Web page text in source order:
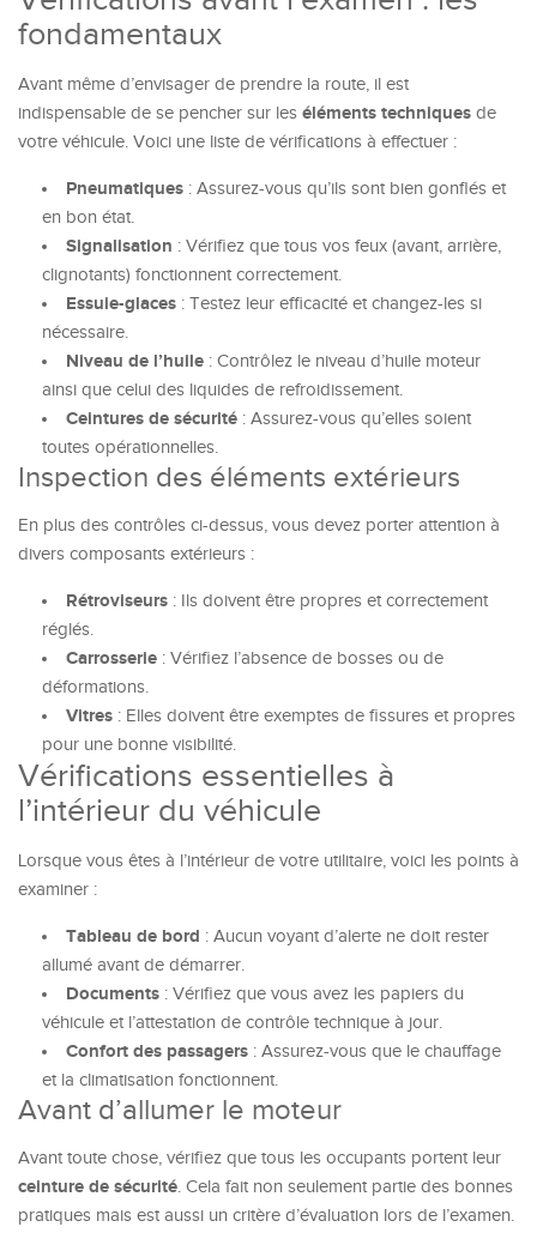
fondamentaux
Avant même d’envisager de prendre la route, il est
indispensable de se pencher sur les éléments techniques de
votre véhicule. Voici une liste de vérifications à effectuer :
Pneumatiques : Assurez-vous qu’ils sont bien gonflés et
en bon état.
Signalisation : Vérifiez que tous vos feux (avant, arrière,
clignotants) fonctionnent correctement.
Essuie-glaces : Testez leur efficacité et changez-les si
nécessaire.
Niveau de l’huile : Contrôlez le niveau d’huile moteur
ainsi que celui des liquides de refroidissement.
Ceintures de sécurité : Assurez-vous qu’elles soient
toutes opérationnelles.
Inspection des éléments extérieurs
En plus des contrôles ci-dessus, vous devez porter attention à
divers composants extérieurs :
Rétroviseurs : Ils doivent être propres et correctement
réglés.
Carrosserie : Vérifiez l’absence de bosses ou de
déformations.
Vitres : Elles doivent être exemptes de fissures et propres
pour une bonne visibilité.
Vérifications essentielles à
l’intérieur du véhicule
Lorsque vous êtes à l’intérieur de votre utilitaire, voici les points à
examiner :
Tableau de bord : Aucun voyant d’alerte ne doit rester
allumé avant de démarrer.
Documents : Vérifiez que vous avez les papiers du
véhicule et l’attestation de contrôle technique à jour.
Confort des passagers : Assurez-vous que le chauffage
et la climatisation fonctionnent.
Avant d’allumer le moteur
Avant toute chose, vérifiez que tous les occupants portent leur
ceinture de sécurité. Cela fait non seulement partie des bonnes
pratiques mais est aussi un critère d’évaluation lors de l’examen.